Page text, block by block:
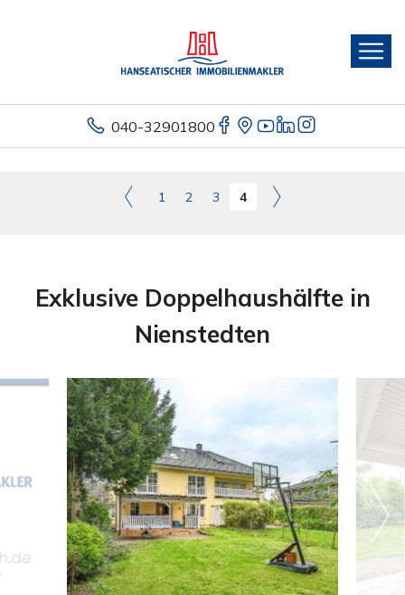
040-32901800
1 2 3 4
Exklusive Doppelhaushälfte in
Nienstedten